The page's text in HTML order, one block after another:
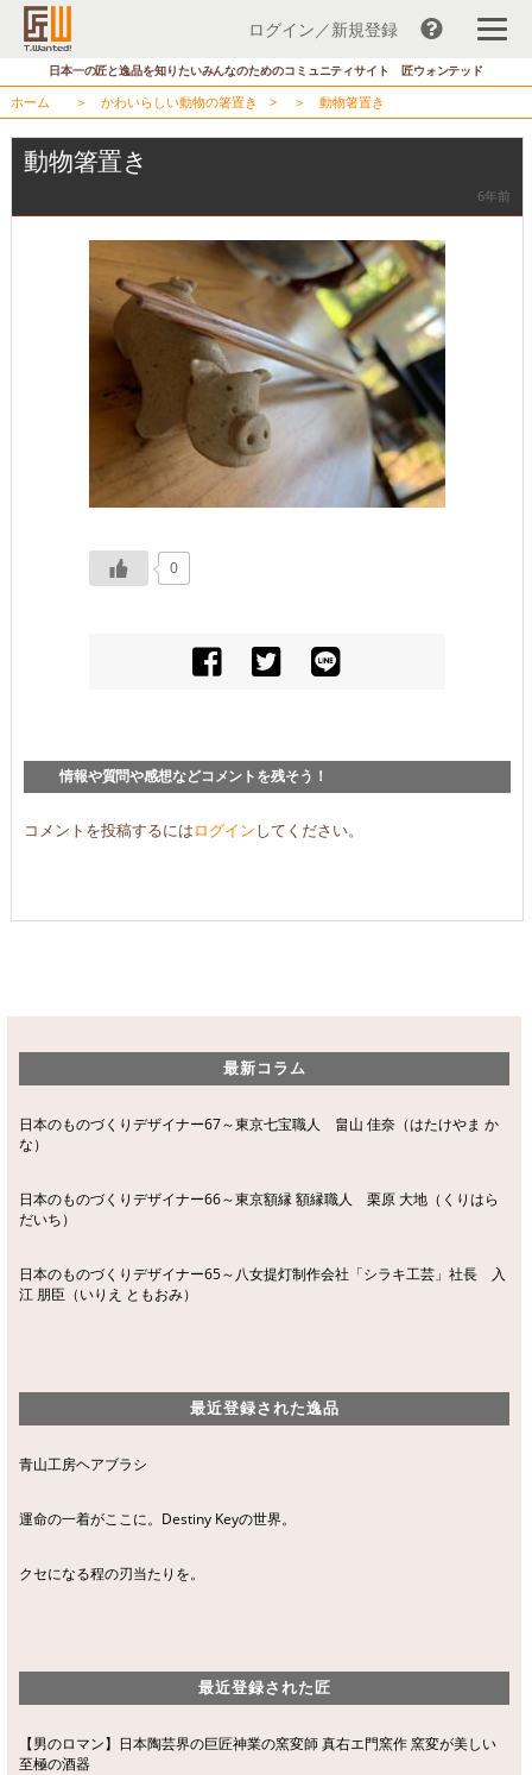
ン
テ
ログイン／新規登録
日本一の匠と逸品を知りたいみんなのためのコミュニティサイト 匠ウォンテッド
ホーム ＞ かわいらしい動物の箸置き > ＞ 動物箸置き
動物箸置き
6年前
0
情報や質問や感想などコメントを残そう！
コメントを投稿するにはログインしてください。
最新コラム
日本のものづくりデザイナー67～東京七宝職人 畠山 佳奈（はたけやま か
な）
日本のものづくりデザイナー66～東京額縁 額縁職人 栗原 大地（くりはら
だいち）
日本のものづくりデザイナー65～八女提灯制作会社「シラキ工芸」社長 入
江 朋臣（いりえ ともおみ）
最近登録された逸品
青山工房ヘアブラシ
運命の一着がここに。Destiny Keyの世界。
クセになる程の刃当たりを。
最近登録された匠
【男のロマン】日本陶芸界の巨匠神業の窯変師 真右エ門窯作 窯変が美しい
至極の酒器